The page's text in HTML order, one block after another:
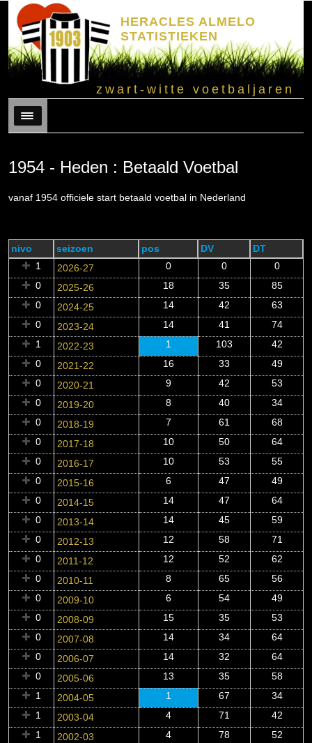
HERACLES ALMELO
STATISTIEKEN
zwart-witte voetbaljaren
Menu
1954 - Heden : Betaald Voetbal
vanaf 1954 officiele start betaald voetbal in Nederland
nivo seizoen pos DV
DT
1
2026-27 0 0
0
0
2025-26 18 35
85
0
2024-25 14 42
63
0
2023-24 14 41
74
1
2022-23 1 103
42
0
2021-22 16 33
49
0
2020-21 9 42
53
0
2019-20 8 40
34
0
2018-19 7 61
68
0
2017-18 10 50
64
0
2016-17 10 53
55
0
2015-16 6 47
49
0
2014-15 14 47
64
0
2013-14 14 45
59
0
2012-13 12 58
71
0
2011-12 12 52
62
0
2010-11 8 65
56
0
2009-10 6 54
49
0
2008-09 15 35
53
0
2007-08 14 34
64
0
2006-07 14 32
64
0
2005-06 13 35
58
1
2004-05 1 67
34
1
2003-04 4 71
42
1
2002-03 4 78
52